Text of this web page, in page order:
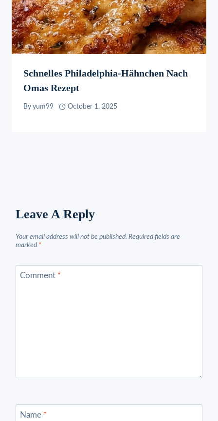
Schnelles Philadelphia-Hähnchen Nach
Omas Rezept
By yum99 October 1, 2025
Leave A Reply
Your email address will not be published. Required fields are
marked *
Comment *
Name *